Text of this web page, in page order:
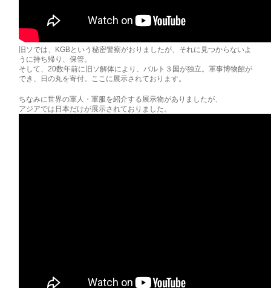
旧ソでは、KGBという秘密警察がおりましたが、それに見つからないよ
うに持ち帰り、保管。
そして、20数年前に旧ソ解体により、バルト３国が独立。軍事博物館が
でき、日の丸を寄付。ここに展示されております。
ちなみに世界の軍人・軍服を紹介する展示物がありましたが、
アジアでは日本だけが展示されておりました。